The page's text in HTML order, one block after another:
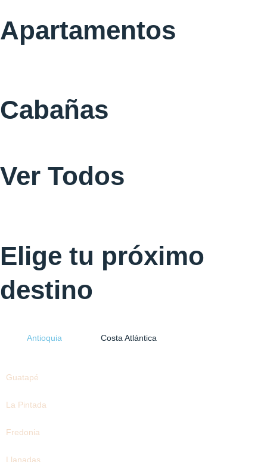
Apartamentos
Cabañas
Ver Todos
Elige tu próximo
destino
Antioquia Costa Atlántica
Guatapé
La Pintada
Fredonia
Llanadas